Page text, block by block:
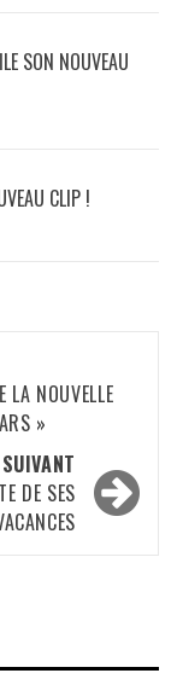
SON NOUVEAU
CLIP !
LA NOUVELLE
»
SUIVANT
DE SES